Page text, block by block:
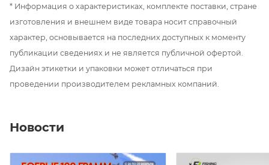
которой расположены ножки. Передние ножки
также имеют прорезиненные зажимы со
специально разработанным внутренним
механизмом, который надежно фиксирует ножки и
* Информация о характеристиках, комплекте поставки, стране
изготовления и внешнем виде товара носит справочный
характер, основывается на последних доступных к моменту
публикации сведениях и не является публичной офертой.
Дизайн этикетки и упаковки может отличаться при
проведении производителем рекламных компаний.
Новости